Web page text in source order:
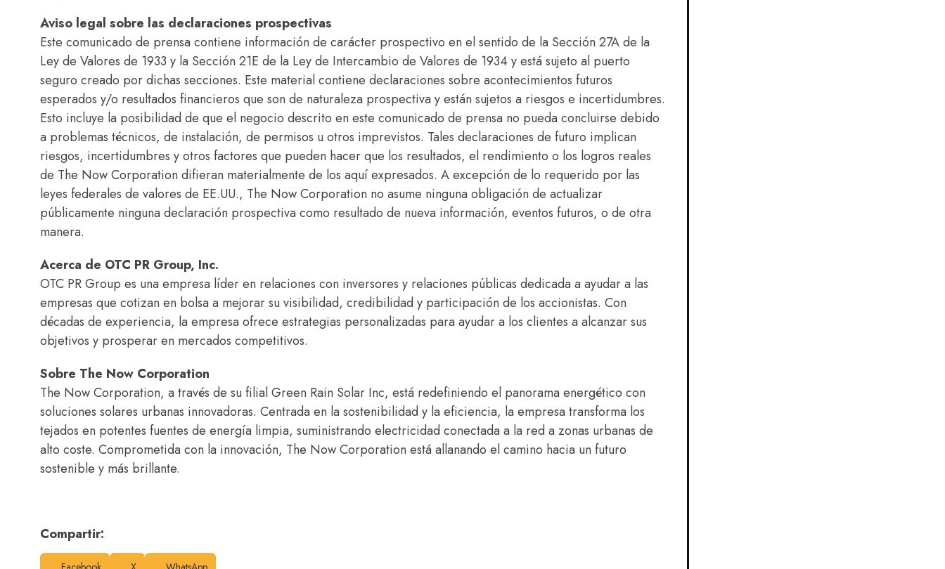
Aviso legal sobre las declaraciones prospectivas
Este comunicado de prensa contiene información de carácter prospectivo en el sentido de la Sección 27A de la
Ley de Valores de 1933 y la Sección 21E de la Ley de Intercambio de Valores de 1934 y está sujeto al puerto
seguro creado por dichas secciones. Este material contiene declaraciones sobre acontecimientos futuros
esperados y/o resultados financieros que son de naturaleza prospectiva y están sujetos a riesgos e incertidumbres.
Esto incluye la posibilidad de que el negocio descrito en este comunicado de prensa no pueda concluirse debido
a problemas técnicos, de instalación, de permisos u otros imprevistos. Tales declaraciones de futuro implican
riesgos, incertidumbres y otros factores que pueden hacer que los resultados, el rendimiento o los logros reales
de The Now Corporation difieran materialmente de los aquí expresados. A excepción de lo requerido por las
leyes federales de valores de EE.UU., The Now Corporation no asume ninguna obligación de actualizar
públicamente ninguna declaración prospectiva como resultado de nueva información, eventos futuros, o de otra
manera.
Acerca de OTC PR Group, Inc.
OTC PR Group es una empresa líder en relaciones con inversores y relaciones públicas dedicada a ayudar a las
empresas que cotizan en bolsa a mejorar su visibilidad, credibilidad y participación de los accionistas. Con
décadas de experiencia, la empresa ofrece estrategias personalizadas para ayudar a los clientes a alcanzar sus
objetivos y prosperar en mercados competitivos.
Sobre The Now Corporation
The Now Corporation, a través de su filial Green Rain Solar Inc, está redefiniendo el panorama energético con
soluciones solares urbanas innovadoras. Centrada en la sostenibilidad y la eficiencia, la empresa transforma los
tejados en potentes fuentes de energía limpia, suministrando electricidad conectada a la red a zonas urbanas de
alto coste. Comprometida con la innovación, The Now Corporation está allanando el camino hacia un futuro
sostenible y más brillante.
Compartir: